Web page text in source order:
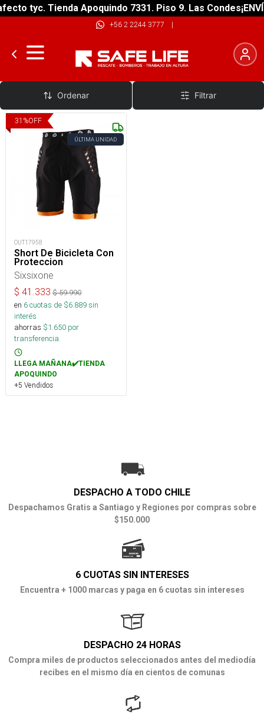
tyc. Tienda Apoquindo 7331. Piso 9. Las Condes
+56 2 2244 3777 |
Shorts
Ordenar Filtrar
31 %OFF
ÚLTIMA UNIDAD
OUT17958
Short De Bicicleta Con
Proteccion
Sixsixone
$ 41.333 $59.990
en 6cuotas de $6.889sin
interés
ahorras $1.650 por
transferencia.
LLEGA MAÑANA✔️TIENDA
APOQUINDO
+5 Vendidos
DESPACHO A TODO CHILE
Despachamos Gratis a Santiago y Regiones por compras sobre
$150.000
6 CUOTAS SIN INTERESES
Encuentra + 1000 marcas y paga en 6 cuotas sin intereses
DESPACHO 24 HORAS
Compra miles de productos seleccionados antes del mediodía
recibes en el mismo día en cientos de comunas